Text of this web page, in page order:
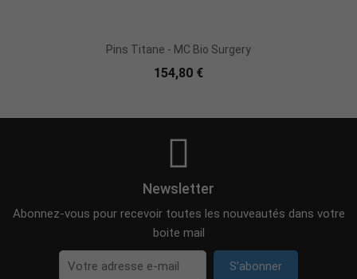
Pins Titane - MC Bio Surgery
154,80 €
Newsletter
Abonnez-vous pour recevoir toutes les nouveautés dans votre
boite mail
S’abonner